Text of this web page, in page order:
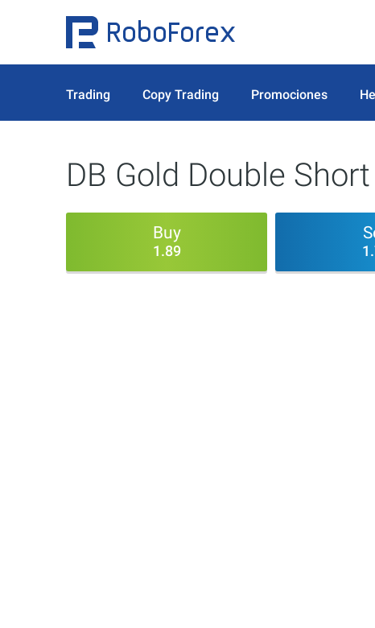
Trading Copy Trading Promociones
DB Gold Double
Buy
1.89